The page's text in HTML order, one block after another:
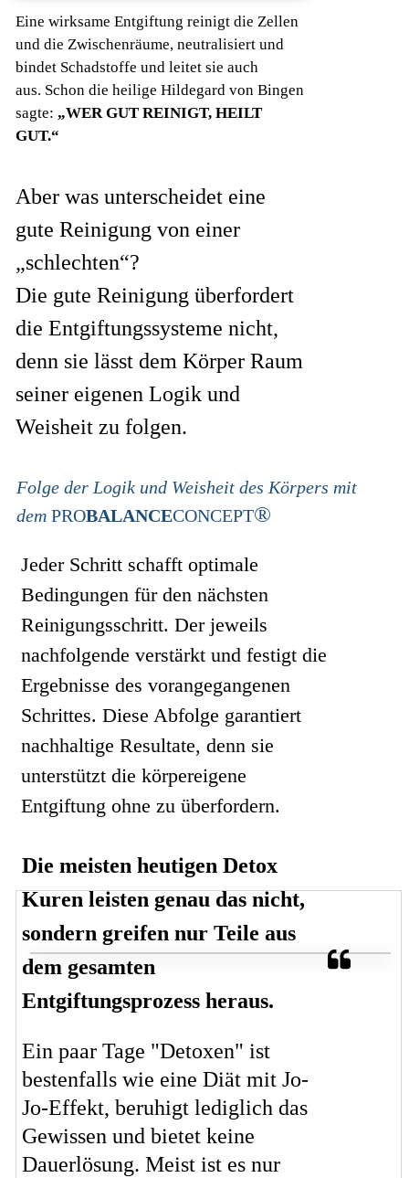
Eine wirksame Entgiftung reinigt die Zellen
und die Zwischenräume, neutralisiert und
bindet Schadstoffe und leitet sie auch
aus. Schon die heilige Hildegard von Bingen
sagte: „WER GUT REINIGT, HEILT
GUT.“
Aber was unterscheidet eine
gute Reinigung von einer
„schlechten“?
Die gute Reinigung überfordert
die Entgiftungssysteme nicht,
denn sie lässt dem Körper Raum
seiner eigenen Logik und
Weisheit zu folgen.
Folge der Logik und Weisheit des Körpers mit
dem PROBALANCECONCEPT®
Jeder Schritt schafft optimale
Bedingungen für den nächsten
Reinigungsschritt. Der jeweils
nachfolgende verstärkt und festigt die
Ergebnisse des vorangegangenen
Schrittes. Diese Abfolge garantiert
nachhaltige Resultate, denn sie
unterstützt die körpereigene
Entgiftung ohne zu überfordern.
Die meisten heutigen Detox
Kuren leisten genau das nicht,
sondern greifen nur Teile aus
dem gesamten
Entgiftungsprozess heraus.
Ein paar Tage "Detoxen" ist
bestenfalls wie eine Diät mit Jo-
Jo-Effekt, beruhigt lediglich das
Gewissen und bietet keine
Dauerlösung. Meist ist es nur